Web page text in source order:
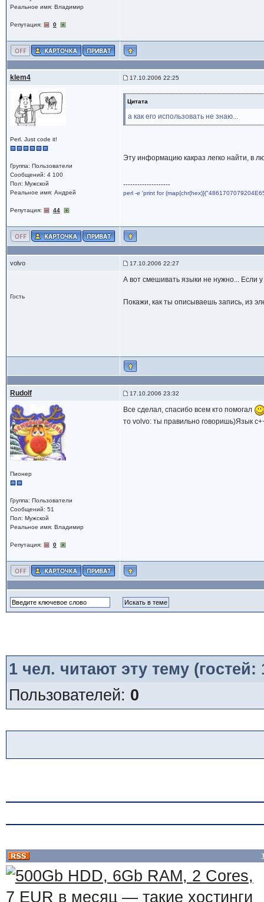
Реальное имя: Владимир
Репутация: 0
klem4 17.10.2006 22:25
Perl. Just code it!
Группа: Пользователи
Сообщений: 4 100
Пол: Мужской
Реальное имя: Андрей
Репутация: 44
Цитата
а как его использовать не знаю...
Эту информацию какраз легко найти, в
--------------------
perl -e 'print for
volvo 17.10.2006 22:27
Гость
А вот смешивать языки не нужно... Если
Покажи, как ты описываешь запись, из
Rudolf 17.10.2006 23:32
Пионер
Группа: Пользователи
Сообщений: 51
Пол: Мужской
Реальное имя: Владимир
Репутация: 0
Все сделал, спасибо всем кто помогал
то volvo: ты правильно говоришь)Язык
1чел. читают эту тему
Пользователей: 0